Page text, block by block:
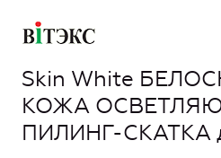
Skin White
КОЖА
ПИЛИНГ-СКАТКА